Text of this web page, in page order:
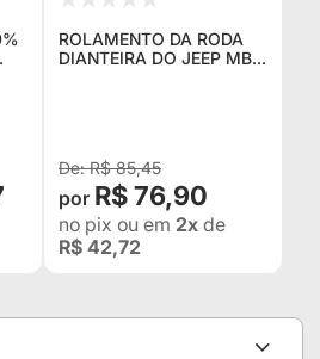
ROLAMENTO DA RODA
DIANTEIRA DO JEEP MB,
R$ 85,45
R$ 76,90
no pix ou em 2x de
R$ 42,72